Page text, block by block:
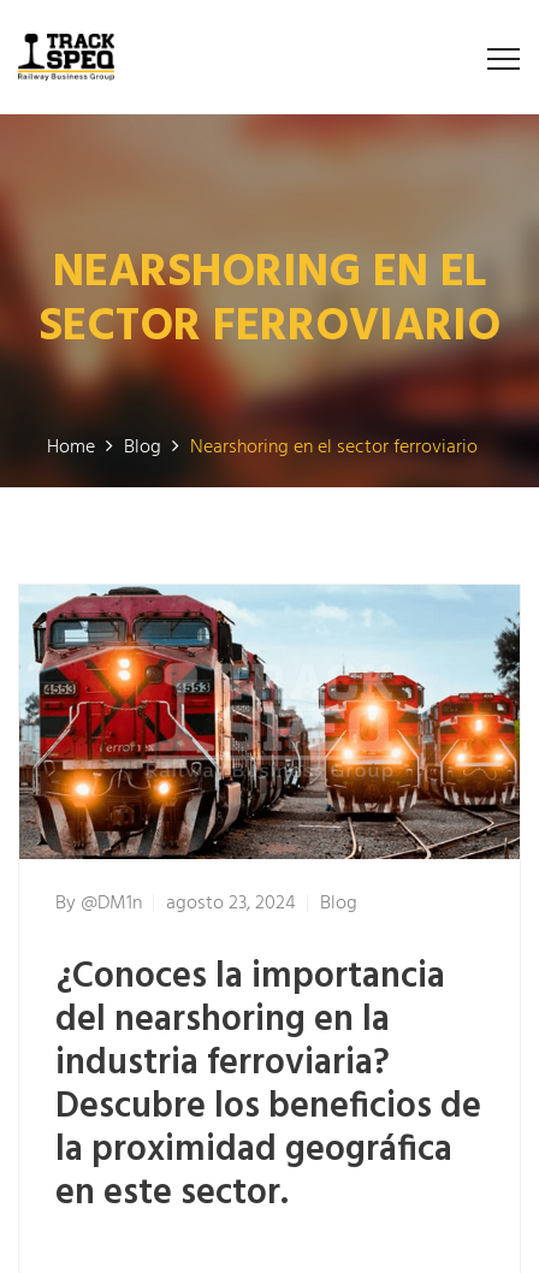
NEARSHORING EN EL
SECTOR FERROVIARIO
Home Blog Nearshoring en el sector ferroviario
By@dM1n agosto 23, 2024 Blog
¿Conoces la importancia
del nearshoring en la
industria ferroviaria?
Descubre los beneficios de
la proximidad geográfica
en este sector.